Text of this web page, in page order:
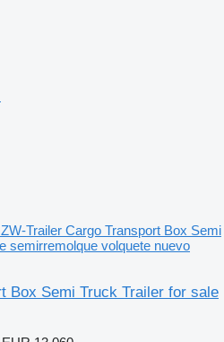
ZW-Trailer Cargo Transport Box Semi
semirremolque volquete nuevo
Box Semi Truck Trailer for sale